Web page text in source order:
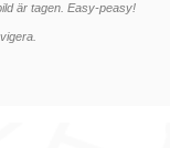
är tagen. Easy-peasy!